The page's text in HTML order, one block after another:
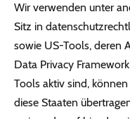
Wir verwenden unter
Sitz in
sowie US-Tools, deren
Data Privacy
Tools aktiv sind,
diese Staaten